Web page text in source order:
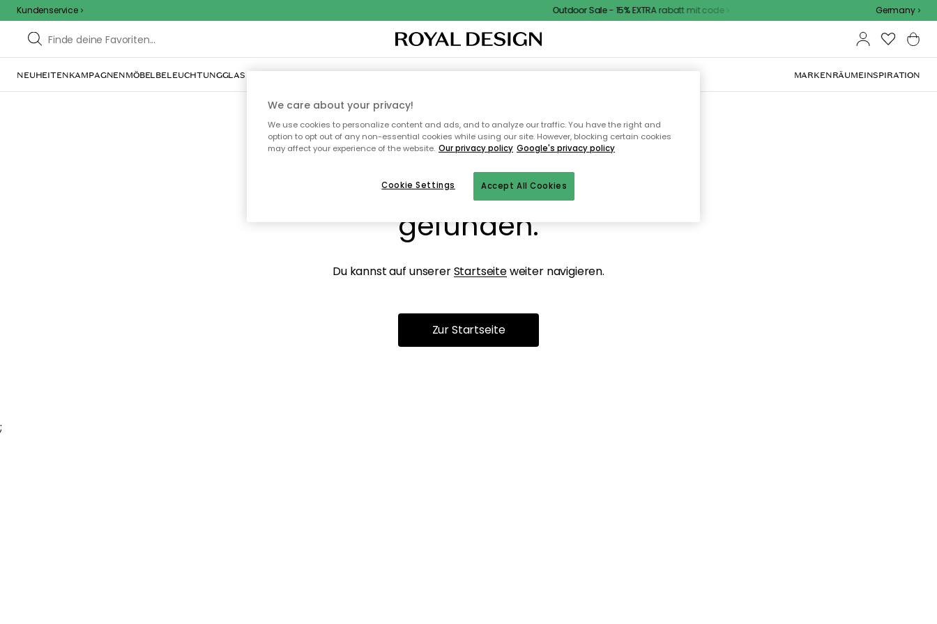
Kundenservice Outdoor Sale - 15% EXTRA rabatt mit code Germany
NEUHEITENKAMPAGNENMÖBELBELEUCHTUNGGLAS & GESCHIRRINNENEINRICHTUNGTEXTILIEN & TEPPICHEKÜCHEAUFBEWAHRUNGOUTDOOR-MÖBEL MARKENRÄUMEINSPIRATION
Ooops, die Seite wurde nicht
gefunden.
Du kannst auf unsererStartseiteweiter navigieren.
Zur Startseite
;
We care about your privacy!
We use cookies to personalize content and ads, and to analyze our traffic. You have the right and
option to opt out of any non-essential cookies while using our site. However, blocking certain cookies
may affect your experience of the website. Our privacy policy Google's privacy policy
Accept All Cookies
Cookie Settings